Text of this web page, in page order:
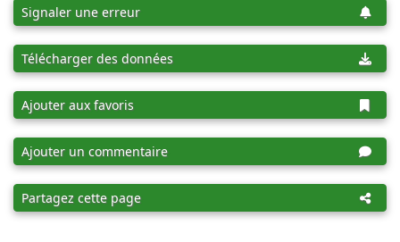
Signaler une erreur
Télécharger des données
Ajouter aux favoris
Ajouter un commentaire
Partagez cette page